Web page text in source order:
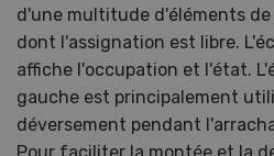
d'une multitude d'éléments
dont l'assignation est libre.
affiche l'occupation et l'état.
gauche est principalement
déversement pendant